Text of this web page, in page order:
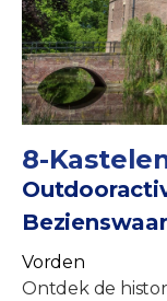
8-
Vorden
Ontdek de